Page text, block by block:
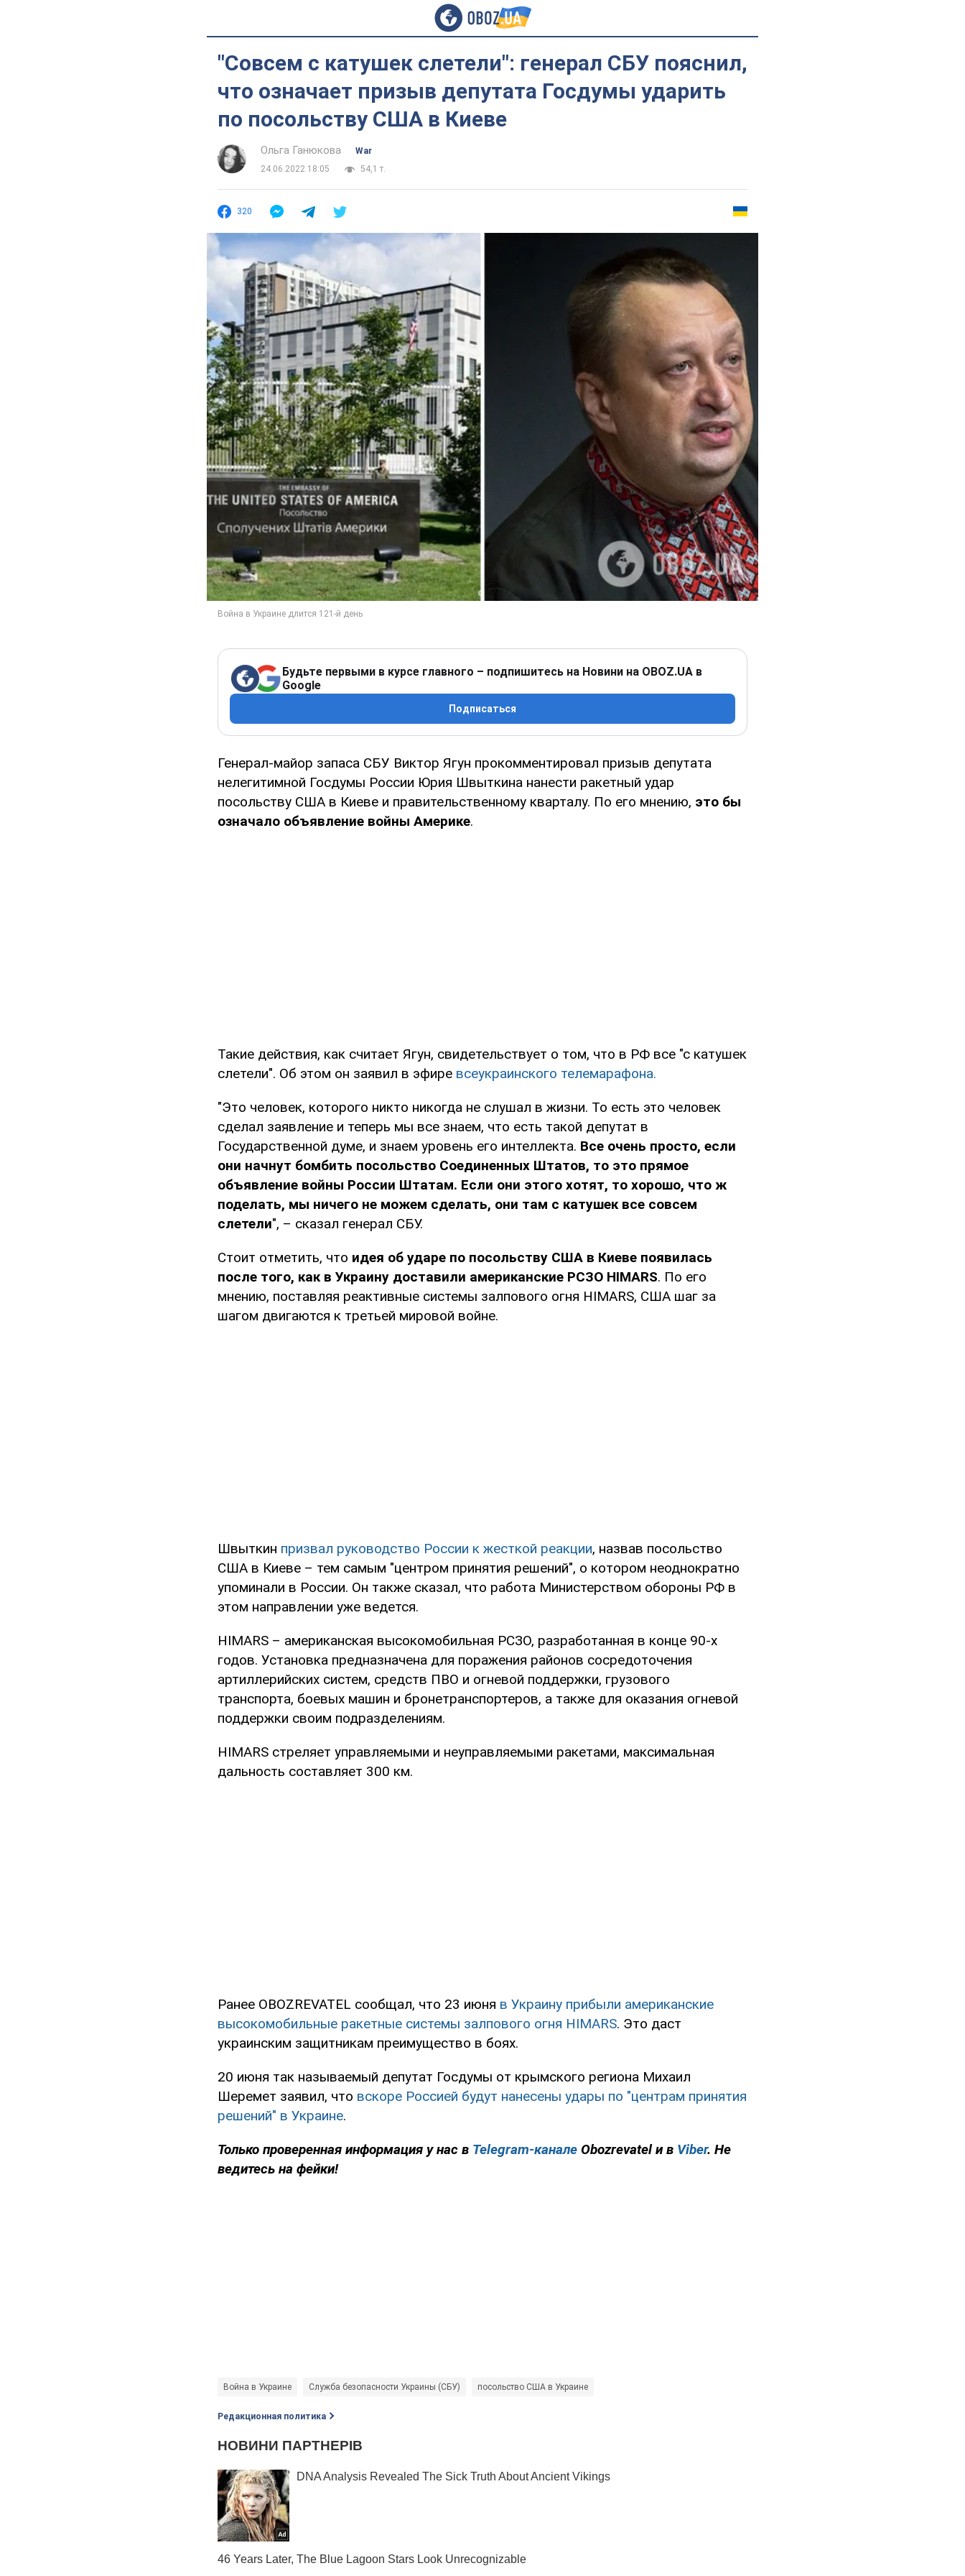
"Совсем с катушек слетели": генерал СБУ пояснил,
что означает призыв депутата Госдумы ударить
по посольству США в Киеве
Ольга Ганюкова
War
24.06.2022 18:05
54,1 т.
320
Будьте первыми в курсе главного – подпишитесь на Новини на OBOZ.UA в
Google
Подписаться
Генерал-майор запаса СБУ Виктор Ягун прокомментировал призыв депутата
нелегитимной Госдумы России Юрия Швыткина нанести ракетный удар
посольству США в Киеве и правительственному кварталу. По его мнению, это бы
означало объявление войны Америке.
Такие действия, как считает Ягун, свидетельствует о том, что в РФ все "с катушек
слетели". Об этом он заявил в эфире всеукраинского телемарафона.
"Это человек, которого никто никогда не слушал в жизни. То есть это человек
сделал заявление и теперь мы все знаем, что есть такой депутат в
Государственной думе, и знаем уровень его интеллекта. Все очень просто, если
они начнут бомбить посольство Соединенных Штатов, то это прямое
объявление войны России Штатам. Если они этого хотят, то хорошо, что ж
поделать, мы ничего не можем сделать, они там с катушек все совсем
слетели", – сказал генерал СБУ.
Стоит отметить, что идея об ударе по посольству США в Киеве появилась
после того, как в Украину доставили американские РСЗО HIMARS. По его
мнению, поставляя реактивные системы залпового огня HIMARS, США шаг за
шагом двигаются к третьей мировой войне.
Швыткин призвал руководство России к жесткой реакции, назвав посольство
США в Киеве – тем самым "центром принятия решений", о котором неоднократно
упоминали в России. Он также сказал, что работа Министерством обороны РФ в
этом направлении уже ведется.
HIMARS – американская высокомобильная РСЗО, разработанная в конце 90-х
годов. Установка предназначена для поражения районов сосредоточения
артиллерийских систем, средств ПВО и огневой поддержки, грузового
транспорта, боевых машин и бронетранспортеров, а также для оказания огневой
поддержки своим подразделениям.
HIMARS стреляет управляемыми и неуправляемыми ракетами, максимальная
дальность составляет 300 км.
Ранее OBOZREVATEL сообщал, что 23 июня в Украину прибыли американские
высокомобильные ракетные системы залпового огня HIMARS. Это даст
украинским защитникам преимущество в боях.
20 июня так называемый депутат Госдумы от крымского региона Михаил
Шеремет заявил, что вскоре Россией будут нанесены удары по "центрам принятия
решений" в Украине.
Только проверенная информация у нас в Telegram-канале Obozrevatel и в Viber. Не
ведитесь на фейки!
Война в Украине Служба безопасности Украины (СБУ) посольство США в Украине
Редакционная политика